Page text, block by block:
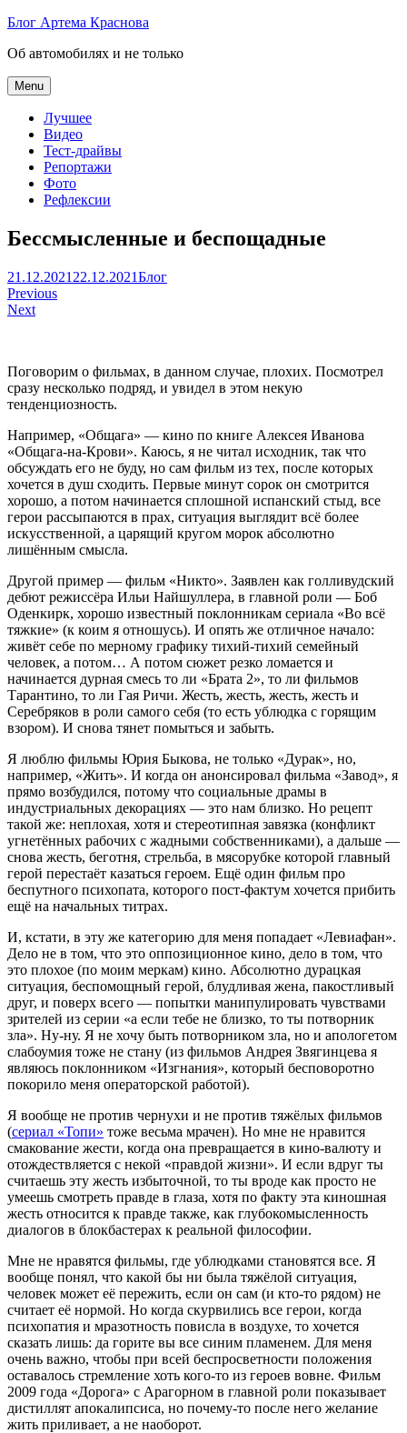
Skip
content
Блог Артема Краснова
Об автомобилях и не только
Menu
Лучшее
Видео
Тест-драйвы
Репортажи
Фото
Рефлексии
Бессмысленные и беспощадные
Артем
Краснов
21.12.2021 22.12.2021Блог
Навигация
по
Previous
Next
Поговорим о фильмах, в данном случае, плохих. Посмотрел
сразу несколько подряд, и увидел в этом некую
тенденциозность.
Например, «Общага» — кино по книге Алексея Иванова
«Общага-на-Крови». Каюсь, я не читал исходник, так что
обсуждать его не буду, но сам фильм из тех, после которых
хочется в душ сходить. Первые минут сорок он смотрится
хорошо, а потом начинается сплошной испанский стыд, все
герои рассыпаются в прах, ситуация выглядит всё более
искусственной, а царящий кругом морок абсолютно
лишённым смысла.
Другой пример — фильм «Никто». Заявлен как голливудский
дебют режиссёра Ильи Найшуллера, в главной роли — Боб
Оденкирк, хорошо известный поклонникам сериала «Во всё
тяжкие» (к коим я отношусь). И опять же отличное начало:
живёт себе по мерному графику тихий-тихий семейный
человек, а потом… А потом сюжет резко ломается и
начинается дурная смесь то ли «Брата 2», то ли фильмов
Тарантино, то ли Гая Ричи. Жесть, жесть, жесть, жесть и
Серебряков в роли самого себя (то есть ублюдка с горящим
взором). И снова тянет помыться и забыть.
Я люблю фильмы Юрия Быкова, не только «Дурак», но,
например, «Жить». И когда он анонсировал фильма «Завод», я
прямо возбудился, потому что социальные драмы в
индустриальных декорациях — это нам близко. Но рецепт
такой же: неплохая, хотя и стереотипная завязка (конфликт
угнетённых рабочих с жадными собственниками), а дальше —
снова жесть, беготня, стрельба, в мясорубке которой главный
герой перестаёт казаться героем. Ещё один фильм про
беспутного психопата, которого пост-фактум хочется прибить
ещё на начальных титрах.
И, кстати, в эту же категорию для меня попадает «Левиафан».
Дело не в том, что это оппозиционное кино, дело в том, что
это плохое (по моим меркам) кино. Абсолютно дурацкая
ситуация, беспомощный герой, блудливая жена, пакостливый
друг, и поверх всего — попытки манипулировать чувствами
зрителей из серии «а если тебе не близко, то ты потворник
зла». Ну-ну. Я не хочу быть потворником зла, но и апологетом
слабоумия тоже не стану (из фильмов Андрея Звягинцева я
являюсь поклонником «Изгнания», который бесповоротно
покорило меня операторской работой).
Я вообще не против чернухи и не против тяжёлых фильмов
(сериал «Топи» тоже весьма мрачен). Но мне не нравится
смакование жести, когда она превращается в кино-валюту и
отождествляется с некой «правдой жизни». И если вдруг ты
считаешь эту жесть избыточной, то ты вроде как просто не
умеешь смотреть правде в глаза, хотя по факту эта киношная
жесть относится к правде также, как глубокомысленность
диалогов в блокбастерах к реальной философии.
Мне не нравятся фильмы, где ублюдками становятся все. Я
вообще понял, что какой бы ни была тяжёлой ситуация,
человек может её пережить, если он сам (и кто-то рядом) не
считает её нормой. Но когда скурвились все герои, когда
психопатия и мразотность повисла в воздухе, то хочется
сказать лишь: да горите вы все синим пламенем. Для меня
очень важно, чтобы при всей беспросветности положения
оставалось стремление хоть кого-то из героев вовне. Фильм
2009 года «Дорога» с Арагорном в главной роли показывает
дистиллят апокалипсиса, но почему-то после него желание
жить приливает, а не наоборот.